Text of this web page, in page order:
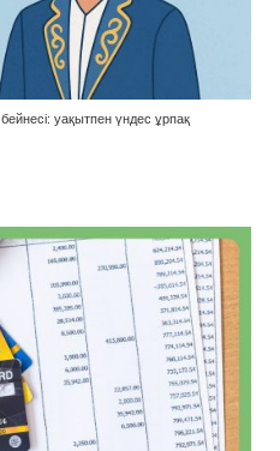
уақытпен үндес ұрпақ